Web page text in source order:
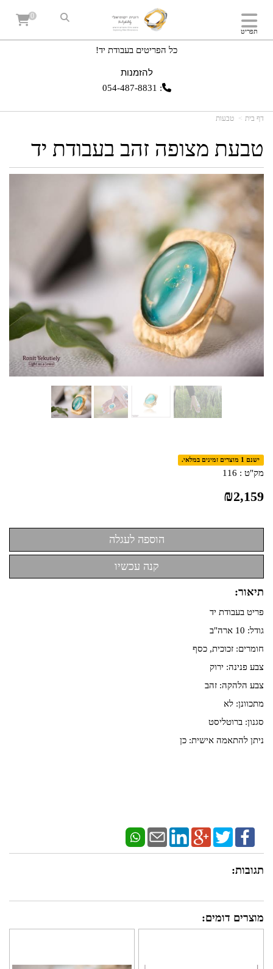
כל הפריטים בעבודת יד!
להזמנות
:
054-487-8831
תפריט
0
דף בית טבעות
טבעת מצופה זהב בעבודת יד
ישנם 1 מוצרים זמינים במלאי.
מק"ט : 116
₪2,159
תיאור:
פריט בעבודת יד
גודל: 10 ארה"ב
חומרים: זכוכית, כסף
צבע פנינה: ירוק
צבע הלהקה: זהב
מתכוונן: לא
סגנון: ברוטליסט
ניתן להתאמה אישית: כן
תגובות:
מוצרים דומים: